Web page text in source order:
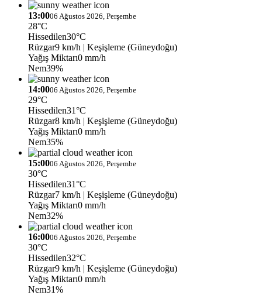
13:0006 Ağustos 2026, Perşembe
28°C
Hissedilen30°C
Rüzgar9 km/h | Keşişleme (Güneydoğu)
Yağış Miktarı0 mm/h
Nem39%
14:0006 Ağustos 2026, Perşembe
29°C
Hissedilen31°C
Rüzgar8 km/h | Keşişleme (Güneydoğu)
Yağış Miktarı0 mm/h
Nem35%
15:0006 Ağustos 2026, Perşembe
30°C
Hissedilen31°C
Rüzgar7 km/h | Keşişleme (Güneydoğu)
Yağış Miktarı0 mm/h
Nem32%
16:0006 Ağustos 2026, Perşembe
30°C
Hissedilen32°C
Rüzgar9 km/h | Keşişleme (Güneydoğu)
Yağış Miktarı0 mm/h
Nem31%